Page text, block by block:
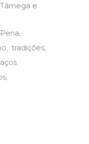
e
tradições